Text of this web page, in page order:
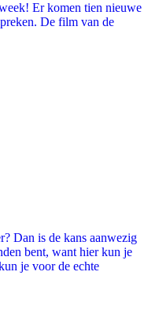
Er komen tien nieuwe
De film van de
Dan is de kans aanwezig
bent, want hier kun je
je voor de echte